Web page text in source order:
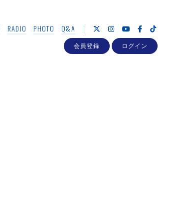
RADIO PHOTO Q&A
会員登録 ログイン